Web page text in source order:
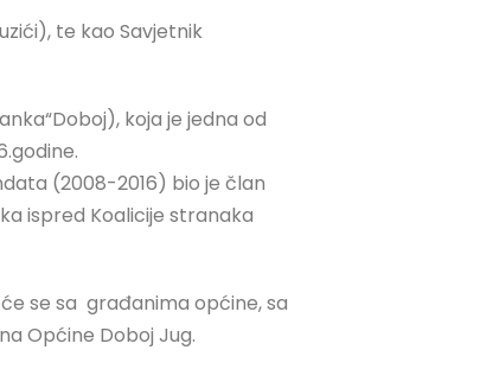
te kao Savjetnik
koja je jedna od
(2008-2016) bio je član
ispred Koalicije stranaka
se sa građanima općine, sa
Općine Doboj Jug.